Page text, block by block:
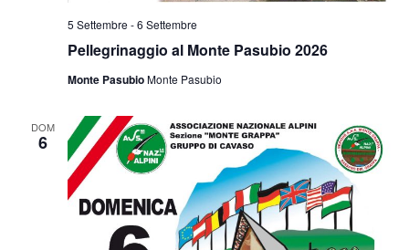
Pellegrinaggio al Monte Pasubio 2026
5 Settembre -6 Settembre
Monte PasubioMonte Pasubio
DOM
6